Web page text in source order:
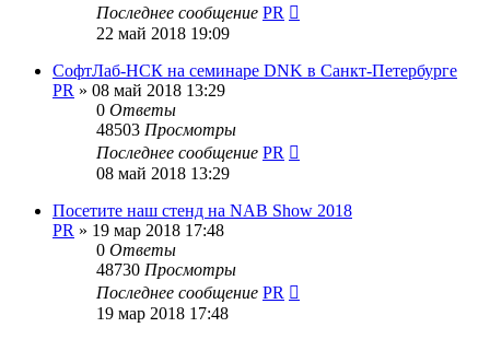
Последнее сообщение PR
22 май 2018 19:09
СофтЛаб-НСК на семинаре DNK в Санкт-Петербурге
PR » 08 май 2018 13:29
0 Ответы
48503 Просмотры
Последнее сообщение PR
08 май 2018 13:29
Посетите наш стенд на NAB Show 2018
PR » 19 мар 2018 17:48
0 Ответы
48730 Просмотры
Последнее сообщение PR
19 мар 2018 17:48